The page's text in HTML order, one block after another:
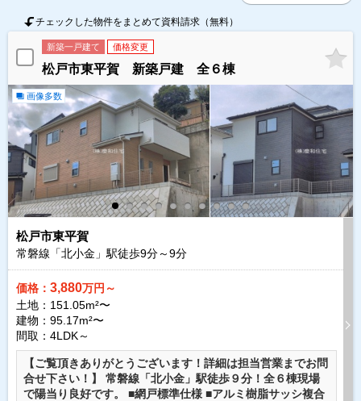
チェックした物件をまとめて資料請求（無料）
新築一戸建て 価格変更
松戸市東平賀 新築戸建 全６棟
画像多数
松戸市東平賀
常磐線「北小金」駅徒歩9分～9分
価格： 3,880万円～
土地：151.05m²〜
建物：95.17m²〜
間取：4LDK～
【ご覧頂きありがとうございます！詳細は担当営業までお問
合せ下さい！】 常磐線「北小金」駅徒歩９分！全６棟現場
で陽当り良好です。 ■網戸標準仕様 ■アルミ樹脂サッシ複合